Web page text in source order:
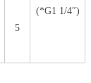
(*G1 1/4″)
5